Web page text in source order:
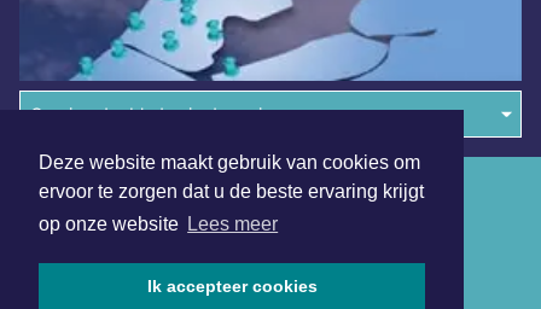
Deze website maakt gebruik van cookies om
ervoor te zorgen dat u de beste ervaring krijgt
op onze website Lees meer
Ik accepteer cookies
Overige dagbladen in de regio
Algemene voorwaarden
Disclaimer